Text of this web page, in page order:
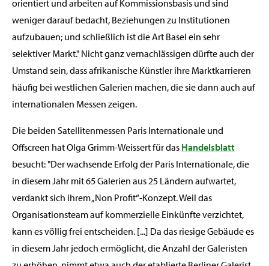
orientiert und arbeiten auf Kommissionsbasis und sind
weniger darauf bedacht, Beziehungen zu Institutionen
aufzubauen; und schließlich ist die Art Basel ein sehr
selektiver Markt." Nicht ganz vernachlässigen dürfte auch der
Umstand sein, dass afrikanische Künstler ihre Marktkarrieren
häufig bei westlichen Galerien machen, die sie dann auch auf
internationalen Messen zeigen.
Die beiden Satellitenmessen Paris Internationale und
Offscreen hat Olga Grimm-Weissert für das Handelsblatt
besucht: "Der wachsende Erfolg der Paris Internationale, die
in diesem Jahr mit 65 Galerien aus 25 Ländern aufwartet,
verdankt sich ihrem „Non Profit“-Konzept. Weil das
Organisationsteam auf kommerzielle Einkünfte verzichtet,
kann es völlig frei entscheiden. [...] Da das riesige Gebäude es
in diesem Jahr jedoch ermöglicht, die Anzahl der Galeristen